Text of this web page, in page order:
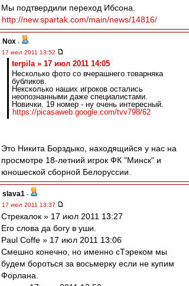
Мы подтвердили переход Ибсона.
http://new.spartak.com/main/news/14816/
Nox -
17 июл 2011 13:52
terpila » 17 июл 2011 14:05
Несколько фото со вчерашнего товарняка
бубликов.
Нексколько наших игроков остались
неопознанными даже специалистами.
Новички. 19 номер - ну очень интересный.
https://picasaweb.google.com/tvv798/62
Это Никита Борздыко, находящийся у нас на
просмотре 18-летний игрок ФК "Минск" и
юношеской сборной Белоруссии.
slava1 -
17 июл 2011 13:37
Стрекалок » 17 июл 2011 13:27
Его слова да богу в уши.
Paul Coffe » 17 июл 2011 13:06
Смешно конечно, но именно сТэреком мы
будем бороться за восьмерку если не купим
Форлана.